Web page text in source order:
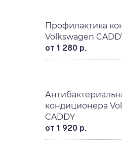
Профилактика
Volkswagen
от 1 280 р.
кондиционера
CADDY
от 1 920 р.